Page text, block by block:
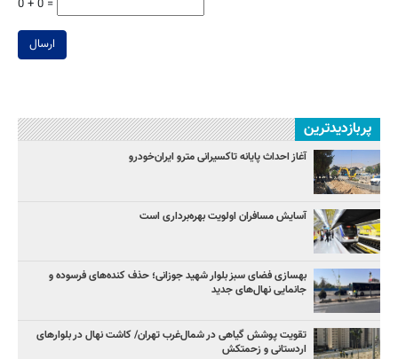
0 + 0 =
ارسال
پربازدیدترین
آغاز احداث پایانه تاکسیرانی مترو ایران‌خودرو
آسایش مسافران اولویت بهره‌برداری است
بهسازی فضای سبز بلوار شهید جوزانی؛ حذف کنده‌های فرسوده و
جانمایی نهال‌های جدید
تقویت پوشش گیاهی در شمال‌غرب تهران/ کاشت نهال در بلوارهای
اردستانی و زحمتکش